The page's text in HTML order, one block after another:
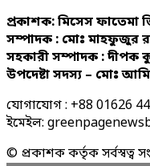
প্রকাশক: মিসেস ফাতেমা
সম্পাদক : মোঃ মাহফুজুর
সহকারী সম্পাদক : দীপক
উপদেষ্টা সদস্য – মোঃ
যোগাযোগ : +88 01626
ইমেইল:
© প্রকাশক কর্তৃক সর্বস্বত্ব